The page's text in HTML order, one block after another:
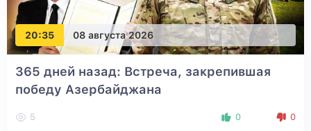
20:35 08 августа 2026
365 дней назад: Встреча, закрепившая
победу Азербайджана
5 0 0